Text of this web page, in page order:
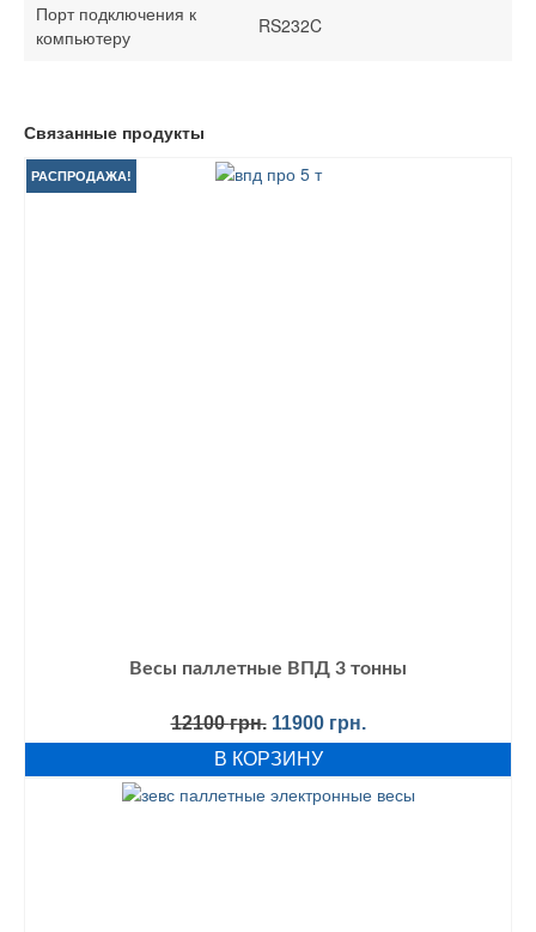
Порт подключения к
компьютеру
RS232C
Связанные продукты
РАСПРОДАЖА!
Весы паллетные ВПД 3 тонны
12100грн. Первоначальная
цена
составляла
12100 грн..
11900 грн.Текущая
цена:
В КОРЗИНУ